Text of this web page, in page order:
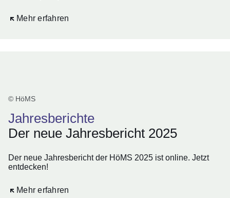
Mehr erfahren
Öffnet sich in einem neuen Fenster
© HöMS
Jahresberichte
Der neue Jahresbericht 2025
Der neue Jahresbericht der HöMS 2025 ist online. Jetzt
entdecken!
Mehr erfahren
Öffnet sich in einem neuen Fenster